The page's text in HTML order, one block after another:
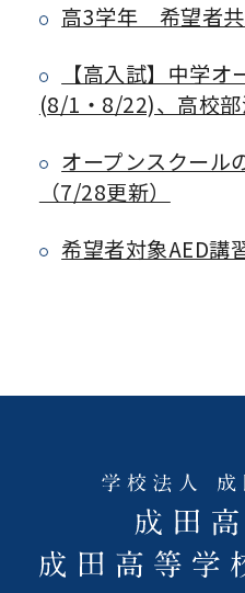
高3学年 希望者
【高入試】中学
(8/1・8/22)、高校
オープンスクール
（7/28更新）
希望者対象AED講